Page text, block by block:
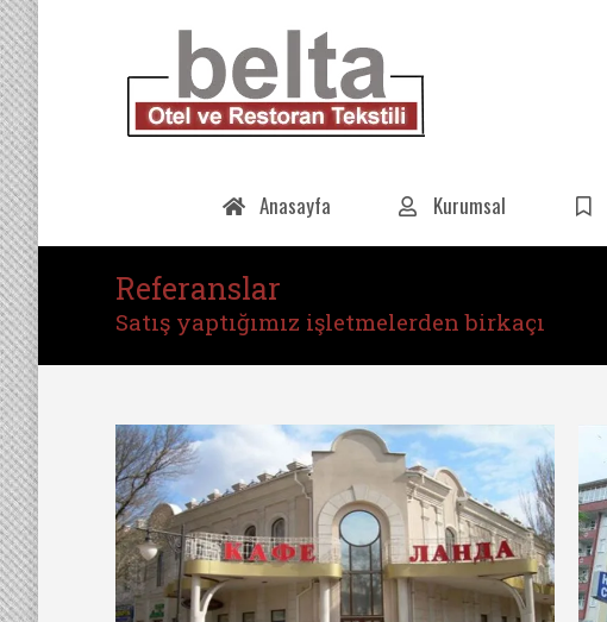
Anasayfa Kurumsal
Referanslar
Satış yaptığımız işletmelerden birkaçı
You are here: